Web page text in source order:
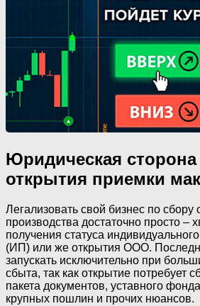
Юридическая
открытия приемки
Легализовать свой бизнес по сбору
производства достаточно просто –
получения статуса
(ИП) или же открытия ООО.
запускать исключительно при
сбыта, так как открытие потребует
пакета документов, уставного
крупных пошлин и прочих нюансов.